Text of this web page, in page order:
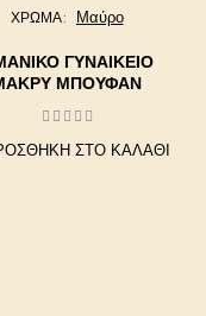
ΧΡΩΜΑ Μαύρο
ΓΥΝΑΙΚΕΊΟ
ΜΠΟΥΦΆΝ
ΣΤΟ ΚΑΛΆΘΙ